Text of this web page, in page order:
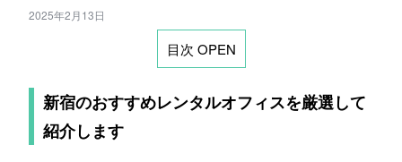
2025年2月13日
目次 OPEN
新宿のおすすめレンタルオフィスを厳選して
紹介します